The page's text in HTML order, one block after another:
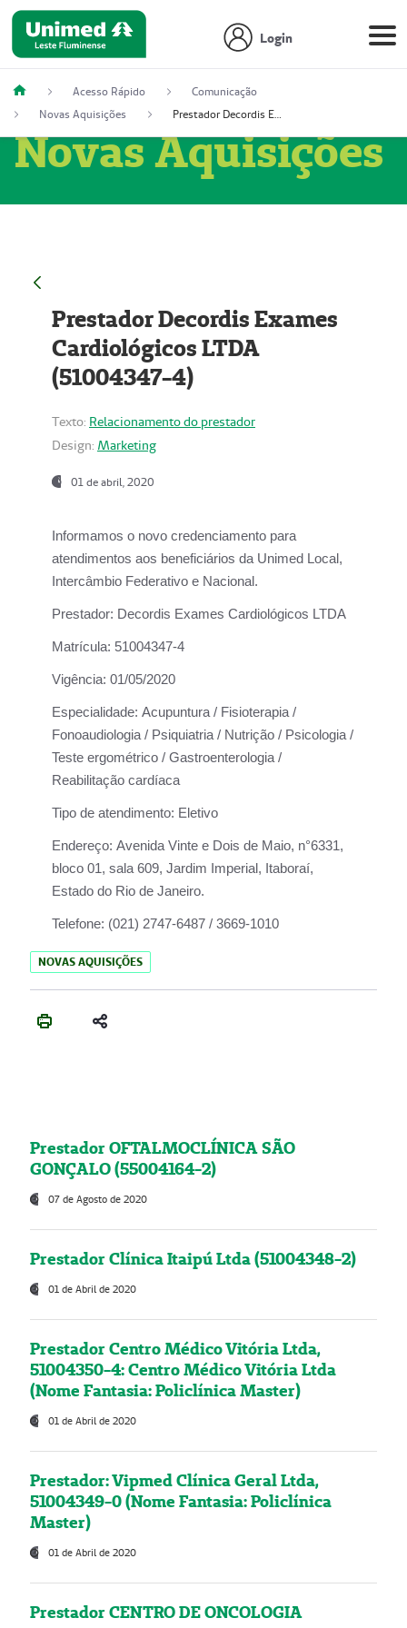
Login
Acesso Rápido
Comunicação
Novas Aquisições
Prestador Decordis Exames Cardiológicos LTDA (51004347-4)
Novas Aquisições
Prestador Decordis Exames
Cardiológicos LTDA
(51004347-4)
Texto: Relacionamento do prestador
Design: Marketing
01 de abril, 2020
Informamos o novo credenciamento para
atendimentos aos beneficiários da Unimed Local,
Intercâmbio Federativo e Nacional.
Prestador: Decordis Exames Cardiológicos LTDA
Matrícula: 51004347-4
Vigência: 01/05/2020
Especialidade: Acupuntura / Fisioterapia /
Fonoaudiologia / Psiquiatria / Nutrição / Psicologia /
Teste ergométrico / Gastroenterologia /
Reabilitação cardíaca
Tipo de atendimento: Eletivo
Endereço: Avenida Vinte e Dois de Maio, n°6331,
bloco 01, sala 609, Jardim Imperial, Itaboraí,
Estado do Rio de Janeiro.
Telefone: (021) 2747-6487 / 3669-1010
NOVAS AQUISIÇÕES
Prestador OFTALMOCLÍNICA SÃO
GONÇALO (55004164-2)
07 de Agosto de 2020
Prestador Clínica Itaipú Ltda (51004348-2)
01 de Abril de 2020
Prestador Centro Médico Vitória Ltda,
51004350-4: Centro Médico Vitória Ltda
(Nome Fantasia: Policlínica Master)
01 de Abril de 2020
Prestador: Vipmed Clínica Geral Ltda,
51004349-0 (Nome Fantasia: Policlínica
Master)
01 de Abril de 2020
Prestador CENTRO DE ONCOLOGIA